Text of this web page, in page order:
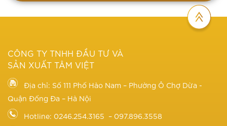
CÔNG TY TNHH ĐẦU TƯ VÀ
SẢN XUẤT TÂM VIỆT
Địa chỉ: Số 111 Phố Hào Nam – Phường Ô Chợ Dừa -
Quận Đống Đa – Hà Nội
Hotline: 0246.254.3165 – 097.896.3558